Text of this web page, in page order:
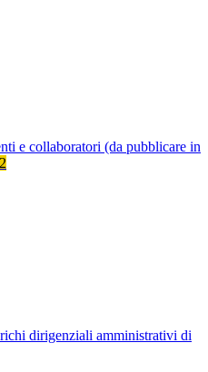
e collaboratori (da pubblicare in
2
dirigenziali amministrativi di